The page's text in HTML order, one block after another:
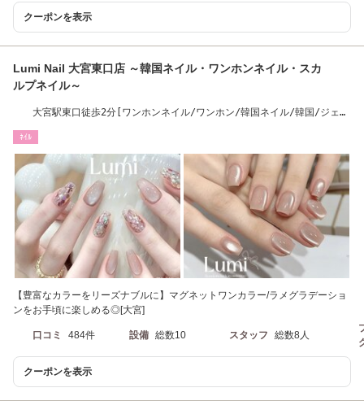
クーポンを表示
Lumi Nail 大宮東口店 ～韓国ネイル・ワンホンネイル・スカ
ルプネイル～
大宮駅東口徒歩2分[ワンホンネイル/ワンホン/韓国ネイル/韓国/ジェル
ﾈｲﾙ
【豊富なカラーをリーズナブルに】マグネットワンカラー/ラメグラデーショ
ンをお手頃に楽しめる◎[大宮]
口コミ 484件 設備 総数10 スタッフ 総数8人
クーポンを表示